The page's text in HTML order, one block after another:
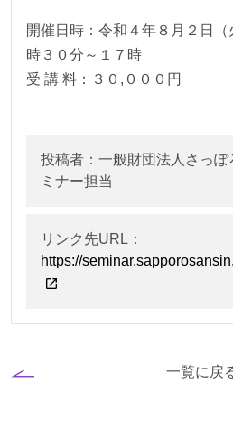
開催日時：令和４年８月２日（
時３０分～１７時
受 講 料：３０,０００円
投稿者：一般財団法人さっ
ミナー担当
リンク先URL：
https://
一覧に戻